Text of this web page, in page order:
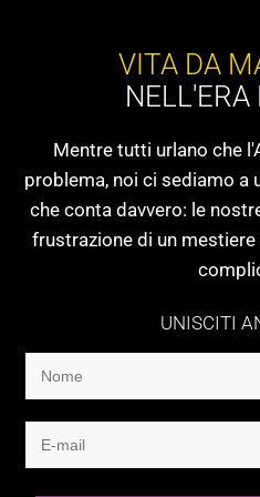
VITA DA
NELL'ERA
Mentre tutti urlano che
problema, noi ci sediamo a
che conta davvero: le
frustrazione di un
UNISCITI